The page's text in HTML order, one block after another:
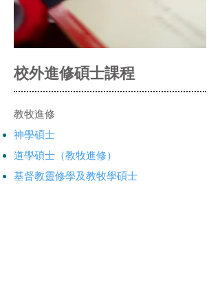
校外進修碩士課程
教牧進修
神學碩士
道學碩士（教牧進修）
基督教靈修學及教牧學碩士